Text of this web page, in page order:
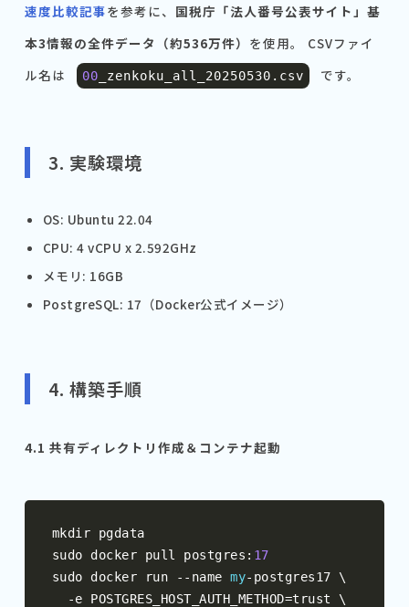
速度比較記事を参考に、 国税庁「法人番号公表サイト」基
本3情報の全件データ（約536万件） を使用。 CSVファイ
ル名は
00 _zenkoku_all_20250530 . csv です。
3. 実験環境
OS: Ubuntu 22.04
CPU: 4 vCPU x 2.592GHz
メモリ: 16GB
PostgreSQL: 17（Docker公式イメージ）
4. 構築手順
4.1 共有ディレクトリ作成＆コンテナ起動
mkdir pgdata
sudo docker pull postgres : 17
sudo docker run
-- name my- postgres17 \
-e POSTGRES_HOST_AUTH_METHOD=trust \